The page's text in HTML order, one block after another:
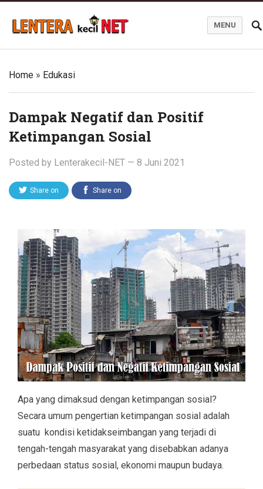
MENU
Home » Edukasi
Dampak Negatif dan Positif
Ketimpangan Sosial
Posted by Lenterakecil-NET — 8 Juni 2021
Share on Share on
Apa yang dimaksud dengan ketimpangan sosial?
Secara umum pengertian ketimpangan sosial adalah
suatu kondisi ketidakseimbangan yang terjadi di
tengah-tengah masyarakat yang disebabkan adanya
perbedaan status sosial, ekonomi maupun budaya.